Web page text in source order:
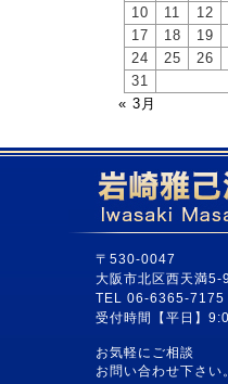
10
11 12
17
18 19
24
25 26
31
« 3月
〒530-0047
大阪市北区西天満5-
TEL 06-6365-
受付時間【平日】
お気軽にご相談
お問い合わせ下さい。